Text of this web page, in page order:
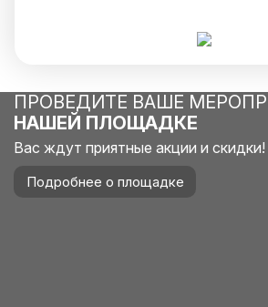
ПРОВЕДИТЕ ВАШЕ
НАШЕЙ ПЛОЩАДКЕ
Вас ждут приятные акции и скидки!
Подробнее о площадке